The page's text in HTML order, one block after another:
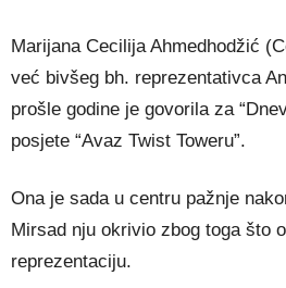
Marijana Cecilija Ahmedhodžić
već bivšeg bh. reprezentativca
prošle godine je govorila za
posjete “Avaz Twist Toweru”.
Ona je sada u centru pažnje
Mirsad nju okrivio zbog toga što
reprezentaciju.